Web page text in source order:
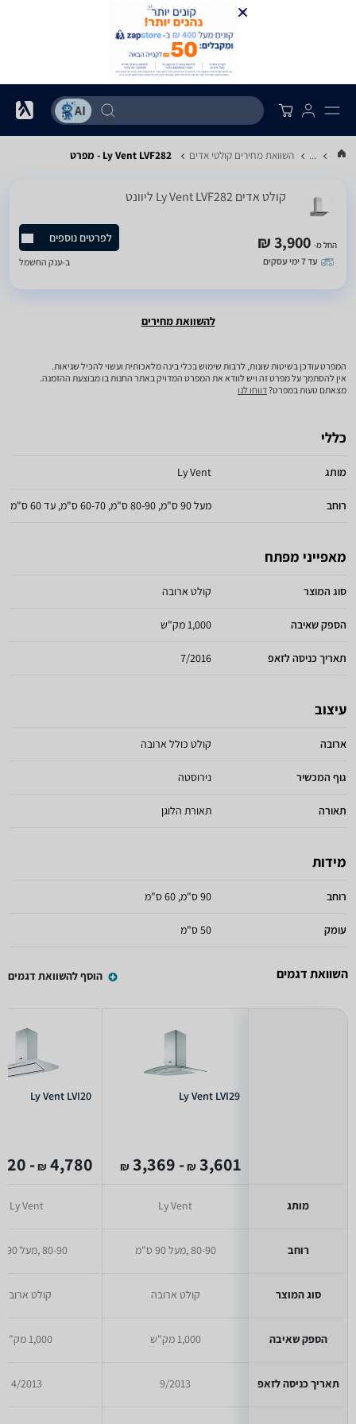
... השוואת מחירים קולטי אדים Ly Vent LVF282 - מפרט
קולט אדים Ly Vent LVF282 ליוונט
החל מ- 3,900 ₪
עד 7 ימי עסקים
לפרטים נוספים
ב-ענק החשמל
להשוואת מחירים
המפרט עודכן בשיטות שונות, לרבות שימוש בכלי בינה מלאכותית ועשוי להכיל שגיאות.
אין להסתמך על מפרט זה ויש לוודא את המפרט המדויק באתר החנות בו מבוצעת ההזמנה.
מצאתם טעות במפרט?דווחו לנו
כללי
מותג Ly Vent
רוחב מעל 90 ס"מ, 80-90 ס"מ, 60-70 ס"מ, עד 60 ס"מ
מאפייני מפתח
סוג המוצר קולט ארובה
הספק שאיבה 1,000 מק"ש
תאריך כניסה לזאפ 7/2016
עיצוב
ארובה קולט כולל ארובה
גוף המכשיר נירוסטה
תאורה תאורת הלוגן
מידות
רוחב 90 ס"מ, 60 ס"מ
עומק 50 ס"מ
השוואת דגמים הוסף להשוואת דגמים
מותג
רוחב
סוג המוצר
הספק שאיבה
תאריך כניסה לזאפ
Ly Vent LVI29
3,601
₪
- 3,369
₪
Ly Vent
80-90 ,מעל 90 ס"מ
קולט ארובה
1,000 מק"ש
9/2013
Ly Vent LVI20
4,780
₪
- 3,620
Ly Vent
80-90 ,מעל 90 ס"מ
קולט ארובה
1,000 מק"ש
4/2013